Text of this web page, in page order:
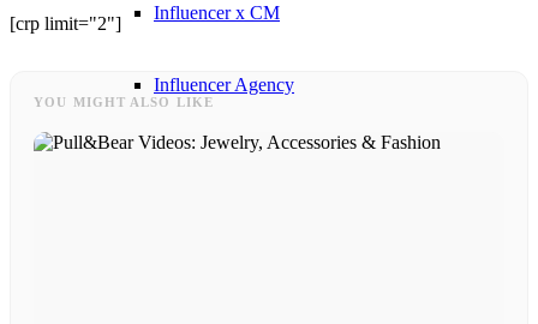
Influencer x CM
Influencer Agency
Performance Marketing
[crp limit="2"]
YOU MIGHT ALSO LIKE